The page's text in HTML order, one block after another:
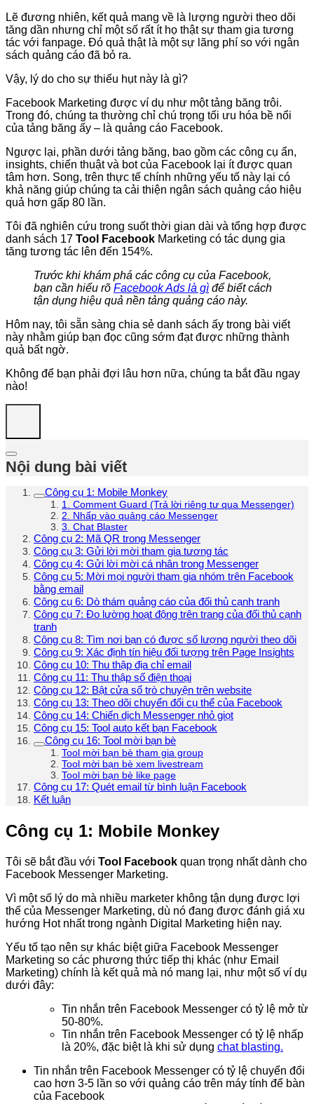
Lẽ đương nhiên, kết quả mang về là lượng người theo dõi
tăng dần nhưng chỉ một số rất ít họ thật sự tham gia tương
tác với fanpage. Đó quả thật là một sự lãng phí so với ngân
sách quảng cáo đã bỏ ra.
Vậy, lý do cho sự thiếu hụt này là gì?
Facebook Marketing được ví dụ như một tảng băng trôi.
Trong đó, chúng ta thường chỉ chú trọng tối ưu hóa bề nổi
của tảng băng ấy – là quảng cáo Facebook.
Ngược lại, phần dưới tảng băng, bao gồm các công cụ ẩn,
insights, chiến thuật và bot của Facebook lại ít được quan
tâm hơn. Song, trên thực tế chính những yếu tố này lại có
khả năng giúp chúng ta cải thiện ngân sách quảng cáo hiệu
quả hơn gấp 80 lần.
Tôi đã nghiên cứu trong suốt thời gian dài và tổng hợp được
danh sách 17 Tool Facebook Marketing có tác dụng gia
tăng tương tác lên đến 154%.
Trước khi khám phá các công cụ của Facebook,
bạn cần hiểu rõ Facebook Ads là gì để biết cách
tận dụng hiệu quả nền tảng quảng cáo này.
Hôm nay, tôi sẵn sàng chia sẻ danh sách ấy trong bài viết
này nhằm giúp bạn đọc cũng sớm đạt được những thành
quả bất ngờ.
Không để bạn phải đợi lâu hơn nữa, chúng ta bắt đầu ngay
nào!
Nội dung bài viết
Công cụ 1: Mobile Monkey
1. Comment Guard (Trả lời riêng tư qua Messenger)
2. Nhấp vào quảng cáo Messenger
3. Chat Blaster
Công cụ 2: Mã QR trong Messenger
Công cụ 3: Gửi lời mời tham gia tương tác
Công cụ 4: Gửi lời mời cá nhân trong Messenger
Công cụ 5: Mời mọi người tham gia nhóm trên Facebook
bằng email
Công cụ 6: Dò thám quảng cáo của đối thủ cạnh tranh
Công cụ 7: Đo lường hoạt động trên trang của đối thủ cạnh
tranh
Công cụ 8: Tìm nơi bạn có được số lượng người theo dõi
Công cụ 9: Xác định tín hiệu đối tượng trên Page Insights
Công cụ 10: Thu thập địa chỉ email
Công cụ 11: Thu thập số điện thoại
Công cụ 12: Bật cửa sổ trò chuyện trên website
Công cụ 13: Theo dõi chuyển đổi cụ thể của Facebook
Công cụ 14: Chiến dịch Messenger nhỏ giọt
Công cụ 15: Tool auto kết bạn Facebook
Công cụ 16: Tool mời bạn bè
Tool mời bạn bè tham gia group
Tool mời bạn bè xem livestream
Tool mời bạn bè like page
Công cụ 17: Quét email từ bình luận Facebook
Kết luận
Công cụ 1: Mobile Monkey
Tôi sẽ bắt đầu với Tool Facebook quan trọng nhất dành cho
Facebook Messenger Marketing.
Vì một số lý do mà nhiều marketer không tận dụng được lợi
thế của Messenger Marketing, dù nó đang được đánh giá xu
hướng Hot nhất trong ngành Digital Marketing hiện nay.
Yếu tố tạo nên sự khác biệt giữa Facebook Messenger
Marketing so các phương thức tiếp thị khác (như Email
Marketing) chính là kết quả mà nó mang lại, như một số ví dụ
dưới đây:
Tin nhắn trên Facebook Messenger có tỷ lệ mở từ
50-80%.
Tin nhắn trên Facebook Messenger có tỷ lệ nhấp
là 20%, đặc biệt là khi sử dụng chat blasting.
Tin nhắn trên Facebook Messenger có tỷ lệ chuyển đổi
cao hơn 3-5 lần so với quảng cáo trên máy tính để bàn
của Facebook